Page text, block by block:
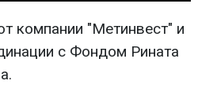
компании "Метинвест" и
с Фондом Рината